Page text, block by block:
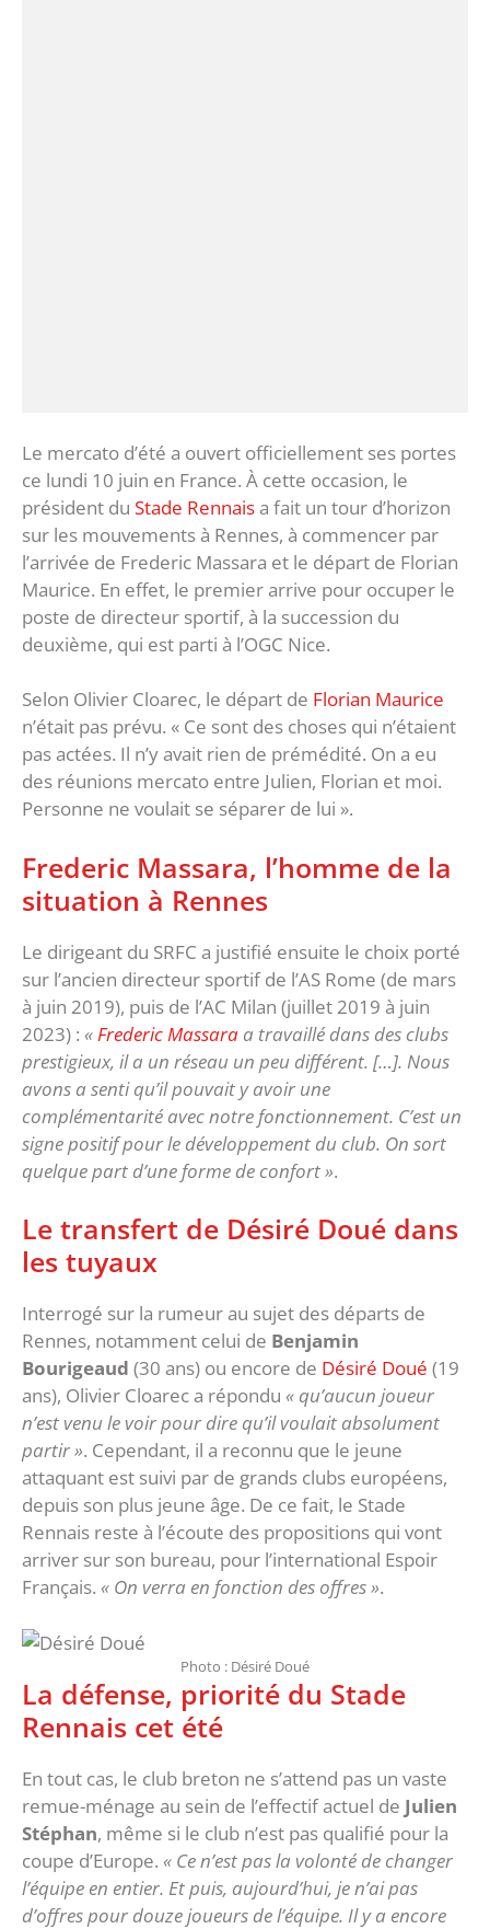
Le mercato d’été a ouvert officiellement ses portes
ce lundi 10 juin en France. À cette occasion, le
président du Stade Rennaisa fait un tour d’horizon
sur les mouvements à Rennes, à commencer par
l’arrivée de Frederic Massara et le départ de Florian
Maurice. En effet, le premier arrive pour occuper le
poste de directeur sportif, à la succession du
deuxième, qui est parti à l’OGC Nice.
Selon Olivier Cloarec, le départ de Florian Maurice
n’était pas prévu. « Ce sont des choses qui n’étaient
pas actées. Il n’y avait rien de prémédité. On a eu
des réunions mercato entre Julien, Florian et moi.
Personne ne voulait se séparer de lui ».
Frederic Massara, l’homme de la
situation à Rennes
Le dirigeant du SRFC a justifié ensuite le choix porté
sur l’ancien directeur sportif de l’AS Rome (de mars
à juin 2019), puis de l’AC Milan (juillet 2019 à juin
2023) : « Frederic Massara a travaillé dans des clubs
prestigieux, il a un réseau un peu différent. […]. Nous
avons a senti qu’il pouvait y avoir une
complémentarité avec notre fonctionnement. C’est un
signe positif pour le développement du club. On sort
quelque part d’une forme de confort ».
Le transfert de Désiré Doué dans
les tuyaux
Interrogé sur la rumeur au sujet des départs de
Rennes, notamment celui de Benjamin
Bourigeaud (30 ans) ou encore de Désiré Doué (19
ans), Olivier Cloarec a répondu « qu’aucun joueur
n’est venu le voir pour dire qu’il voulait absolument
partir ». Cependant, il a reconnu que le jeune
attaquant est suivi par de grands clubs européens,
depuis son plus jeune âge. De ce fait, le Stade
Rennais reste à l’écoute des propositions qui vont
arriver sur son bureau, pour l’international Espoir
Français. « On verra en fonction des offres ».
Photo : Désiré Doué
La défense, priorité du Stade
Rennais cet été
En tout cas, le club breton ne s’attend pas un vaste
remue-ménage au sein de l’effectif actuel de Julien
Stéphan, même si le club n’est pas qualifié pour la
coupe d’Europe. « Ce n’est pas la volonté de changer
l’équipe en entier. Et puis, aujourd’hui, je n’ai pas
d’offres pour douze joueurs de l’équipe. Il y a encore